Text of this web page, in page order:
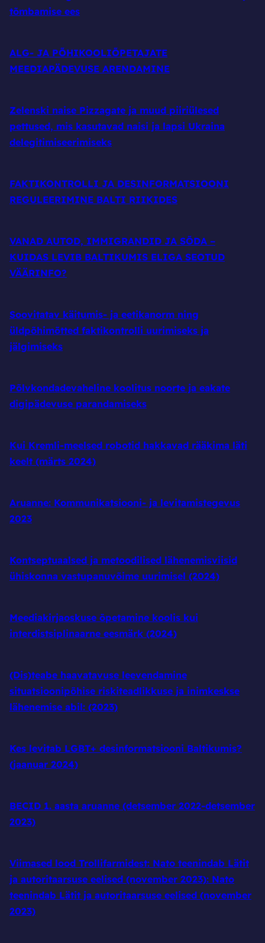
tõmbamise ees
ALG- JA PÕHIKOOLIÕPETAJATE
MEEDIAPÄDEVUSE ARENDAMINE
Zelenski naise Pizzagate ja muud piiriülesed
pettused, mis kasutavad naisi ja lapsi Ukraina
delegitimiseerimiseks
FAKTIKONTROLLI JA DESINFORMATSIOONI
REGULEERIMINE BALTI RIIKIDES
VANAD AUTOD, IMMIGRANDID JA SÕDA –
KUIDAS LEVIB BALTIKUMIS ELIGA SEOTUD
VÄÄRINFO?
Soovitatav käitumis- ja eetikanorm ning
üldpõhimõtted faktikontrolli uurimiseks ja
jälgimiseks
Põlvkondadevaheline koolitus noorte ja eakate
digipädevuse parandamiseks
Kui Kremli-meelsed robotid hakkavad rääkima läti
keelt (märts 2024)
Aruanne: Kommunikatsiooni- ja levitamistegevus
2023
Kontseptuaalsed ja metoodilised lähenemisviisid
ühiskonna vastupanuvõime uurimisel (2024)
Meediakirjaoskuse õpetamine koolis kui
interdistsiplinaarne eesmärk (2024)
(Dis)teabe haavatavuse leevendamine
situatsioonipõhise riskiteadlikkuse ja inimkeskse
lähenemise abil: (2023)
Kes levitab LGBT+ desinformatsiooni Baltikumis?
(jaanuar 2024)
BECID 1. aasta aruanne (detsember 2022-detsember
2023)
Viimased lood Trollifarmidest: Nato teenindab Lätit
ja autoritaarsuse eelised (november 2023): Nato
teenindab Lätit ja autoritaarsuse eelised (november
2023)